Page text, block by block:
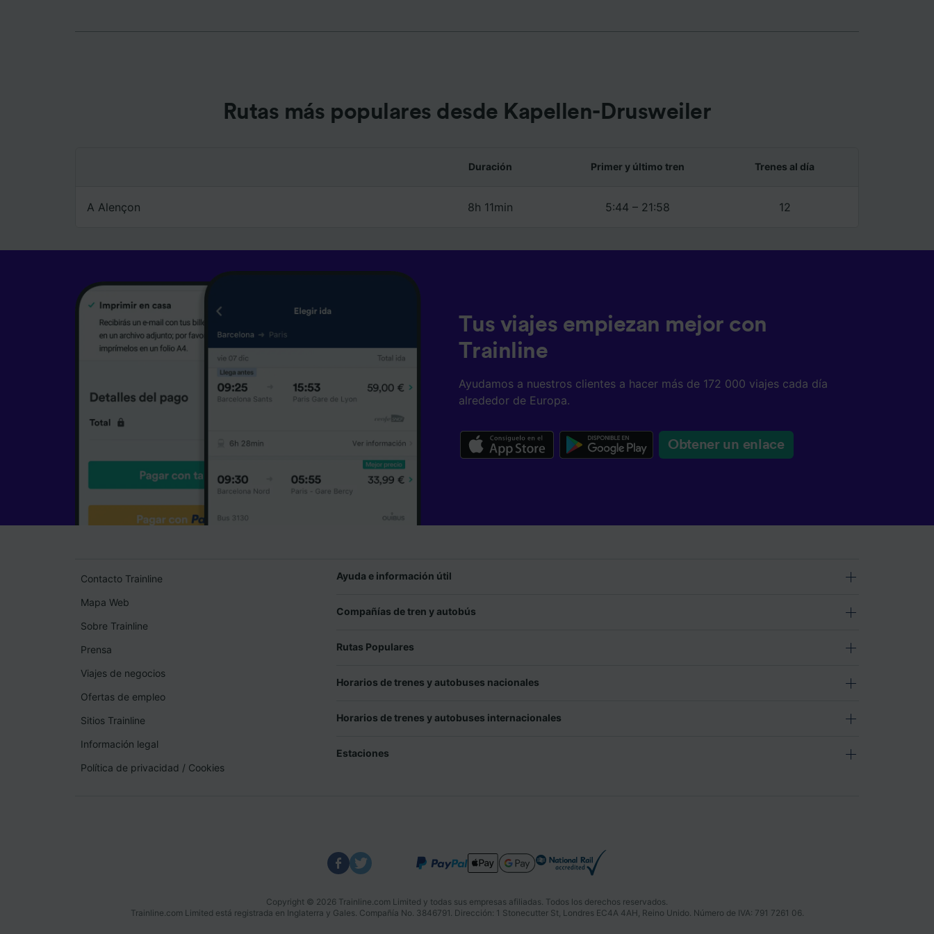
Rutas más populares desde Kapellen-Drusweiler
Duración Primer y último tren Trenes al día
A Alençon 8h 11min 5:44 – 21:58 12
Tus viajes empiezan mejor con
Trainline
Ayudamos a nuestros clientes a hacer más de 172 000 viajes cada día
alrededor de Europa.
Obtener un enlace
Contacto Trainline
Mapa Web
Sobre Trainline
Prensa
Viajes de negocios
Ofertas de empleo
Sitios Trainline
Información legal
Política de privacidad / Cookies
Ayuda e información útil
Compañías de tren y autobús
Rutas Populares
Horarios de trenes y autobuses nacionales
Horarios de trenes y autobuses internacionales
Estaciones
Copyright © 2026 Trainline.com Limited y todas sus empresas afiliadas. Todos los derechos reservados.
Trainline.com Limited está registrada en Inglaterra y Gales. Compañía No. 3846791. Dirección: 1 Stonecutter St, Londres EC4A 4AH, Reino Unido. Número de IVA: 791 7261 06.